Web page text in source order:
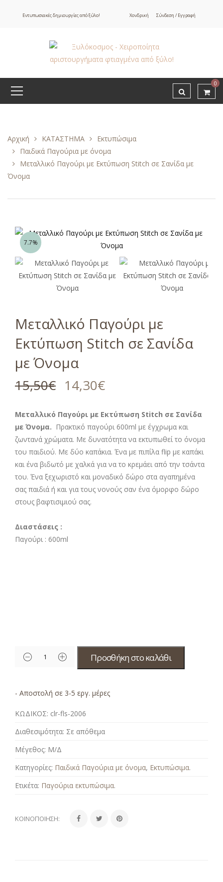
Εντυπωσιακές δημιουργίες από ξύλο! Χονδρική Σύνδεση / Εγγραφή
0
Αρχική ΚΑΤΑΣΤΗΜΑ
Εκτυπώσιμα
Παιδικά Παγούρια με όνομα
Μεταλλικό Παγούρι με Εκτύπωση Stitch σε Σανίδα με
Όνομα
7.7%
Μεταλλικό Παγούρι με
Εκτύπωση Stitch σε Σανίδα
με Όνομα
15,50€ 14,30€
Μεταλλικό Παγούρι με Εκτύπωση Stitch σε Σανίδα
με Όνομα. Πρακτικό παγούρι 600ml με έγχρωμα και
ζωντανά χρώματα. Με δυνατότητα να εκτυπωθεί το όνομα
του παιδιού. Με δύο καπάκια. Ένα με πιπίλα flip με καπάκι
και ένα βιδωτό με χαλκά για να το κρεμάει από την τσάντα
του. Ένα ξεχωριστό και μοναδικό δώρο στα αγαπημένα
σας παιδιά ή και για τους νονούς σαν ένα όμορφο δώρο
στους βαφτισιμιού σας.
Διαστάσεις :
Παγούρι : 600ml
Προσθήκη στο καλάθι
- Αποστολή σε 3-5 εργ. μέρες
ΚΩΔΙΚΟΣ: clr-fls-2006
Διαθεσιμότητα: Σε απόθεμα
Μέγεθος: Μ/Δ
Κατηγορίες: Παιδικά Παγούρια με όνομα, Εκτυπώσιμα.
Ετικέτα: Παγούρια εκτυπώσιμα.
ΚΟΙΝΟΠΟΊΗΣΗ: